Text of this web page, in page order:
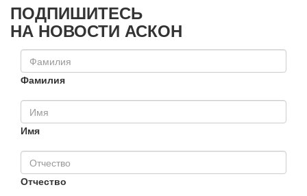
ПОДПИШИТЕСЬ
НА НОВОСТИ АСКОН
Фамилия
Имя
Отчество